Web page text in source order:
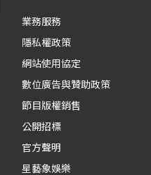
業務服務
隱私權政策
網站使用協定
數位廣告與贊助政策
節目版權銷售
公開招標
官方聲明
星藝象娛樂